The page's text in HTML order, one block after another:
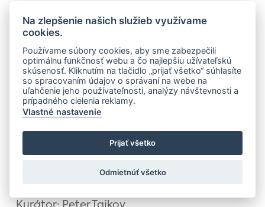
Dezider MILLY
Kurátor: Dr. Kúsek
17.4.2007 – 3.6.2007
Jozef SABOL
12.6.2007 – 29.7.2007
Na zlepšenie našich služieb využívame
cookies.
Používame súbory cookies, aby sme zabezpečili
optimálnu funkčnosť webu a čo najlepšiu užívateľskú
skúsenosť. Kliknutím na tlačidlo „prijať všetko“ súhlasíte
so spracovaním údajov o správaní na webe na
uľahčenie jeho používateľnosti, analýzy návštevnosti a
prípadného cielenia reklamy.
Vlastné nastavenie
Prijať všetko
Odmietnúť všetko